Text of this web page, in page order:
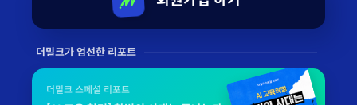
더밀크가 엄선한 리포트
더밀크 스페셜 리포트